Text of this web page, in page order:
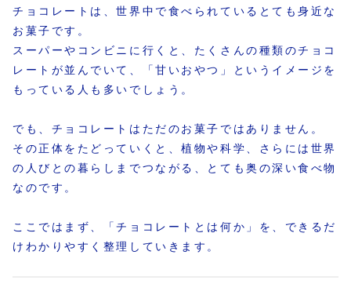
チョコレートは、世界中で食べられているとても身近な
お菓子です。
スーパーやコンビニに行くと、たくさんの種類のチョコ
レートが並んでいて、「甘いおやつ」というイメージを
もっている人も多いでしょう。
でも、チョコレートはただのお菓子ではありません。
その正体をたどっていくと、植物や科学、さらには世界
の人びとの暮らしまでつながる、とても奥の深い食べ物
なのです。
ここではまず、「チョコレートとは何か」を、できるだ
けわかりやすく整理していきます。